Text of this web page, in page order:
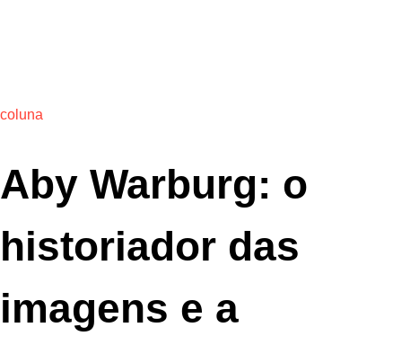
coluna
Aby Warburg: o
historiador das
imagens e a